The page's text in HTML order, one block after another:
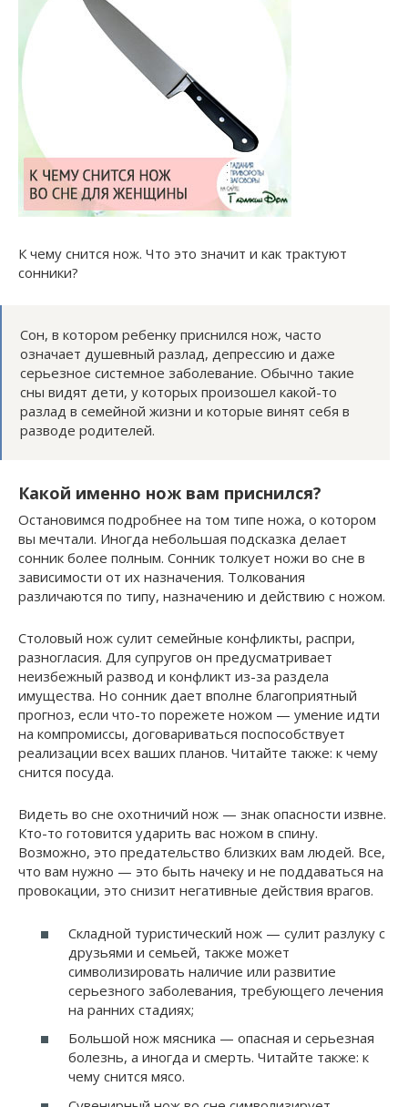
К чему снится нож. Что это значит и как трактуют
сонники?
Сон, в котором ребенку приснился нож, часто
означает душевный разлад, депрессию и даже
серьезное системное заболевание. Обычно такие
сны видят дети, у которых произошел какой-то
разлад в семейной жизни и которые винят себя в
разводе родителей.
Какой именно нож вам приснился?
Остановимся подробнее на том типе ножа, о котором
вы мечтали. Иногда небольшая подсказка делает
сонник более полным. Сонник толкует ножи во сне в
зависимости от их назначения. Толкования
различаются по типу, назначению и действию с ножом.
Столовый нож сулит семейные конфликты, распри,
разногласия. Для супругов он предусматривает
неизбежный развод и конфликт из-за раздела
имущества. Но сонник дает вполне благоприятный
прогноз, если что-то порежете ножом — умение идти
на компромиссы, договариваться поспособствует
реализации всех ваших планов. Читайте также: к чему
снится посуда.
Видеть во сне охотничий нож — знак опасности извне.
Кто-то готовится ударить вас ножом в спину.
Возможно, это предательство близких вам людей. Все,
что вам нужно — это быть начеку и не поддаваться на
провокации, это снизит негативные действия врагов.
Складной туристический нож — сулит разлуку с
друзьями и семьей, также может
символизировать наличие или развитие
серьезного заболевания, требующего лечения
на ранних стадиях;
Большой нож мясника — опасная и серьезная
болезнь, а иногда и смерть. Читайте также: к
чему снится мясо.